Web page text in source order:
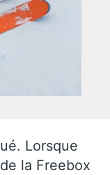
Lorsque
la Freebox